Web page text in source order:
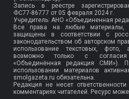
Запись в реестре
ФС77-86777 от 05 февраля 2024 г.
Учредитель: АНО «Объединенная
Все права на любые материалы,
защищены в соответствии с
законодательством об авторском
использование текстовых, фото,
возможно только с
«Объединённая редакция СМИ»).
использовании материалов
smolgazeta.ru обязательна.
Редакция не несет
комментариях читателей. Ресурс